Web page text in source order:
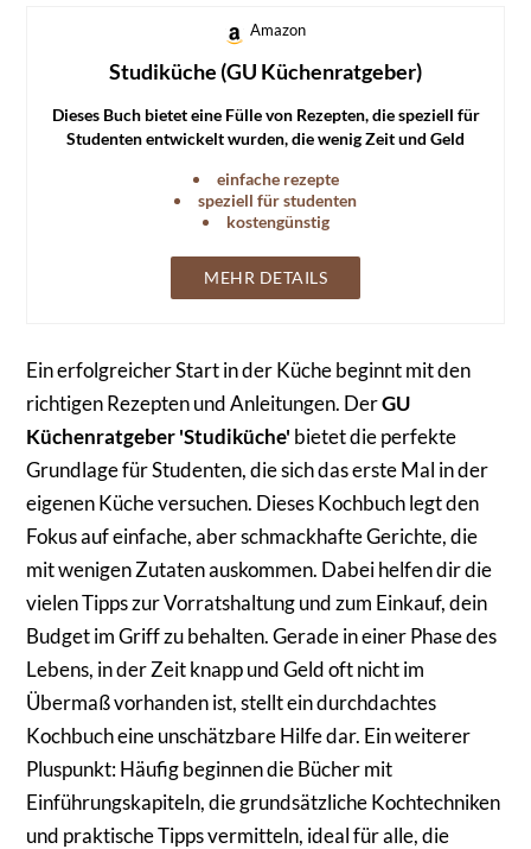
Amazon
Studiküche (GU Küchenratgeber)
Dieses Buch bietet eine Fülle von Rezepten, die speziell für
Studenten entwickelt wurden, die wenig Zeit und Geld
einfache rezepte
speziell für studenten
kostengünstig
MEHR DETAILS
Ein erfolgreicher Start in der Küche beginnt mit den
richtigen Rezepten und Anleitungen. DerGU
Küchenratgeber 'Studiküche' bietet die perfekte
Grundlage für Studenten, die sich das erste Mal in der
eigenen Küche versuchen. Dieses Kochbuch legt den
Fokus auf einfache, aber schmackhafte Gerichte, die
mit wenigen Zutaten auskommen. Dabei helfen dir die
vielen Tipps zur Vorratshaltung und zum Einkauf, dein
Budget im Griff zu behalten. Gerade in einer Phase des
Lebens, in der Zeit knapp und Geld oft nicht im
Übermaß vorhanden ist, stellt ein durchdachtes
Kochbuch eine unschätzbare Hilfe dar. Ein weiterer
Pluspunkt: Häufig beginnen die Bücher mit
Einführungskapiteln, die grundsätzliche Kochtechniken
und praktische Tipps vermitteln, ideal für alle, die